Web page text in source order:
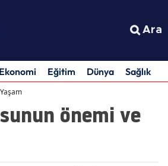
Ara
Ekonomi Eğitim Dünya Sağlık
Yaşam
önemi ve